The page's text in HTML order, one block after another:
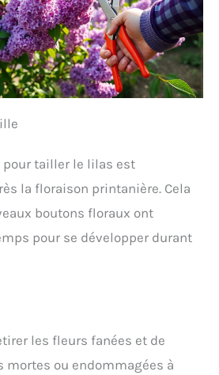
tailler le lilas est
la floraison printanière. Cela
boutons floraux ont
pour se développer durant
les fleurs fanées et de
mortes ou endommagées à